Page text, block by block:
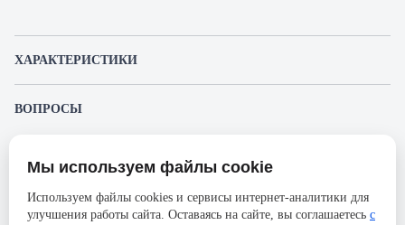
ХАРАКТЕРИСТИКИ
Производитель
Серия
S804S
ВОПРОСЫ
Пожалуйста, авторизуйтесь, чтобы иметь
Представленные изображения и характеристики могут отличаться от реального
без предварительного уведомления. Компания АйДистрибьют не несёт
ответственности в случае не соответствия текущей модели товаров фотографиям,
Мы используем файлы cookie
Используем файлы cookies и сервисы интернет-аналитики для
улучшения работы сайта. Оставаясь на сайте, вы соглашаетесь с